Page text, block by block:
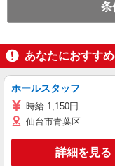
条
あなたにおすす
ホールスタッフ
時給 1,150円
仙台市青葉区
詳細を見る